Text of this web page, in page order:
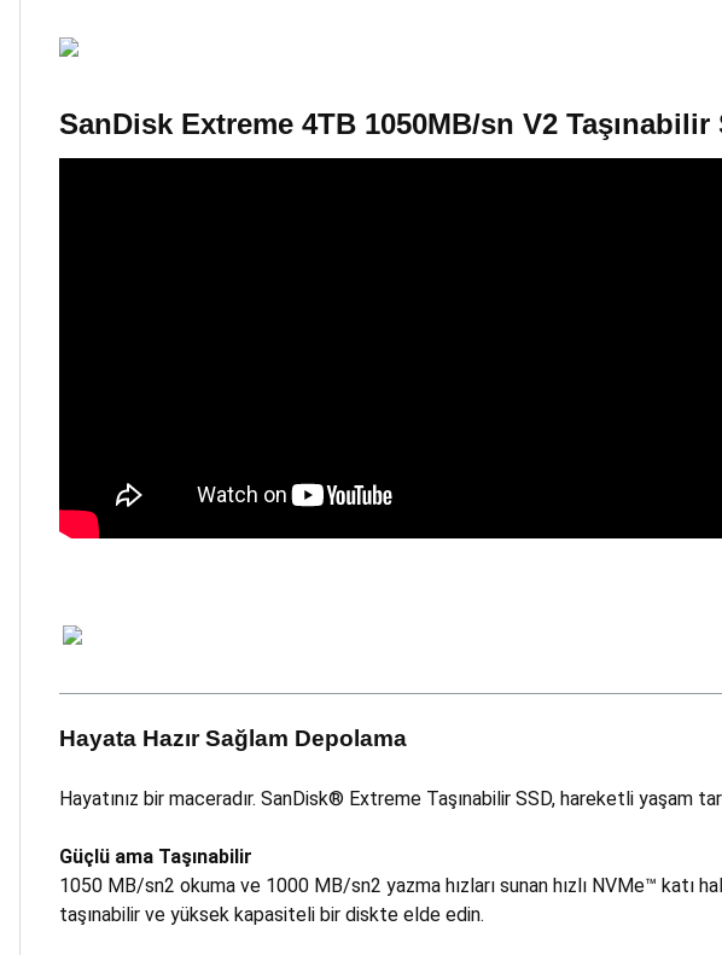
SanDisk Extreme 4TB 1050MB/sn V2 Taşınabilir
Hayata Hazır Sağlam Depolama
Hayatınız bir maceradır. SanDisk® Extreme Taşınabilir SSD, hareketli yaşam
Güçlü ama Taşınabilir
1050 MB/sn2 okuma ve 1000 MB/sn2 yazma hızları sunan hızlı NVMe™ katı
taşınabilir ve yüksek kapasiteli bir diskte elde edin.